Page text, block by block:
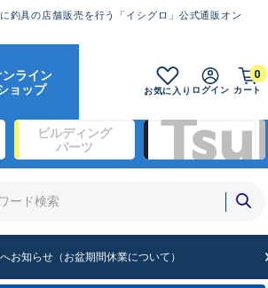
釣具の店舗販売を行う「イシグロ」公式通販オン
ンライン
ョップ
お気に入り ログイン カート
0
ビルディング
パーツ
お知らせ（お盆期間休業について）
スタムパーツ(342)
ハリス・道糸(761)
ランクとは？
SA
新古品（メーカー問屋から仕入
れた未使用品）
※店頭展示時の置き傷が付いている
ものも含む
傷が極めて少ない極上品